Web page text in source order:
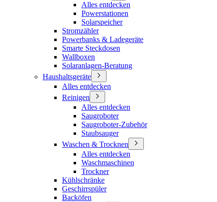
Alles entdecken
Powerstationen
Solarspeicher
Stromzähler
Powerbanks & Ladegeräte
Smarte Steckdosen
Wallboxen
Solaranlagen-Beratung
Haushaltsgeräte
Alles entdecken
Reinigen
Alles entdecken
Saugroboter
Saugroboter-Zubehör
Staubsauger
Waschen & Trocknen
Alles entdecken
Waschmaschinen
Trockner
Kühlschränke
Geschirrspüler
Backöfen